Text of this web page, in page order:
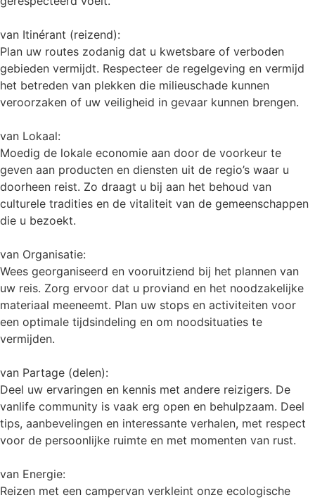
van Itinérant (reizend):
Plan uw routes zodanig dat u kwetsbare of verboden
gebieden vermijdt. Respecteer de regelgeving en vermijd
het betreden van plekken die milieuschade kunnen
veroorzaken of uw veiligheid in gevaar kunnen brengen.
van Lokaal:
Moedig de lokale economie aan door de voorkeur te
geven aan producten en diensten uit de regio’s waar u
doorheen reist. Zo draagt u bij aan het behoud van
culturele tradities en de vitaliteit van de gemeenschappen
die u bezoekt.
van Organisatie:
Wees georganiseerd en vooruitziend bij het plannen van
uw reis. Zorg ervoor dat u proviand en het noodzakelijke
materiaal meeneemt. Plan uw stops en activiteiten voor
een optimale tijdsindeling en om noodsituaties te
vermijden.
van Partage (delen):
Deel uw ervaringen en kennis met andere reizigers. De
vanlife community is vaak erg open en behulpzaam. Deel
tips, aanbevelingen en interessante verhalen, met respect
voor de persoonlijke ruimte en met momenten van rust.
van Energie:
Reizen met een campervan verkleint onze ecologische